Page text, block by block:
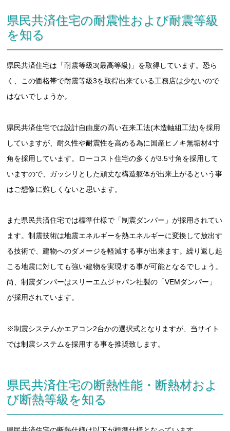
県民共済住宅の耐震性および耐震等級
を知る
県民共済住宅は「耐震等級3(最高等級)」を取得しています。恐ら
く、この価格帯で耐震等級3を取得出来ている工務店は少ないので
はないでしょうか。
県民共済住宅では設計自由度の高い在来工法(木造軸組工法)を採用
していますが、耐久性や耐震性を高める為に国産ヒノキ無垢材4寸
角を採用しています。ローコスト住宅の多くが3.5寸角を採用して
いますので、ガッシリとした頑丈な構造躯体が出来上がるという事
はご想像に難しくないと思います。
また県民共済住宅では標準仕様で「制震ダンパー」が採用されてい
ます。制震技術は地震エネルギーを熱エネルギーに変換して放出す
る技術で、建物へのダメージを軽減する事が出来ます。繰り返し起
こる地震に対しても強い建物を実現する事が可能となるでしょう。
尚、制震ダンパーはスリーエムジャパン社製の「VEMダンパー」
が採用されています。
※制震システムかエアコン2台かの選択式となりますが、当サイト
では制震システムを採用する事を推奨致します。
県民共済住宅の断熱性能・断熱材およ
び断熱等級を知る